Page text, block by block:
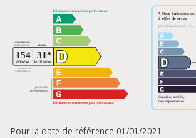
Pour la date de référence 01/01/2021.